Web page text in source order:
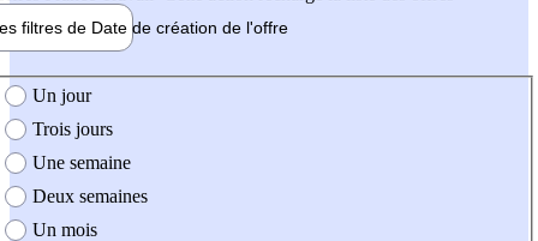
filtres de Date de création de l'offre
création de l'offre
Un jour
Trois jours
Une semaine
Deux semaines
Un mois